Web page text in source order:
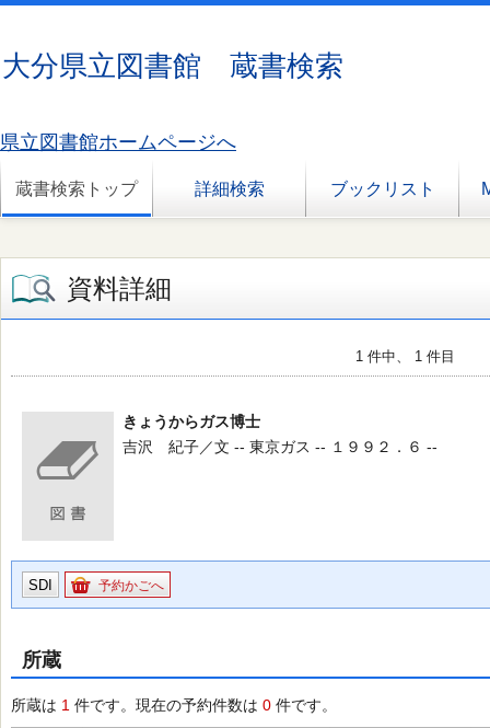
大分県立図書館 蔵書検索
県立図書館ホームページへ
蔵書検索トップ 詳細検索 ブックリスト
資料詳細
1 件中、 1 件目
きょうからガス博士
吉沢 紀子／文 -- 東京ガス -- １９９２．６ --
SDI 予約かごへ
所蔵
所蔵は 1 件です。現在の予約件数は 0 件です。